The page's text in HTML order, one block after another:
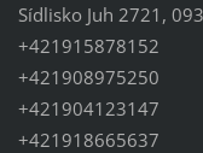
Sídlisko Juh 2721,
+421915878152
+421908975250
+421904123147
+421918665637